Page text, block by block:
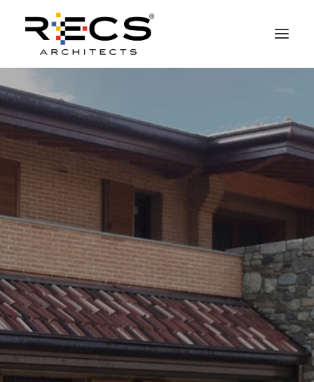
QUEM SOMOS
PORTFOLIO
NEWS
FUNDAÇÃO
CONTATOS
MERCHANDISING